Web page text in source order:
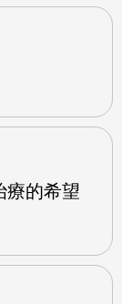
療的希望